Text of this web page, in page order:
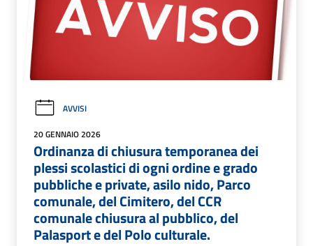
AVVISI
20 GENNAIO 2026
Ordinanza di chiusura temporanea dei
plessi scolastici di ogni ordine e grado
pubbliche e private, asilo nido, Parco
comunale, del Cimitero, del CCR
comunale chiusura al pubblico, del
Palasport e del Polo culturale.